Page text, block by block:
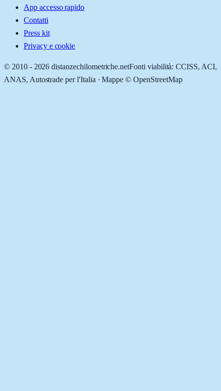
App accesso rapido
Contatti
Press kit
Privacy e cookie
© 2010 - 2026 distanzechilometriche.netFonti viabilità: CCISS, ACI,
ANAS, Autostrade per l'Italia · Mappe © OpenStreetMap